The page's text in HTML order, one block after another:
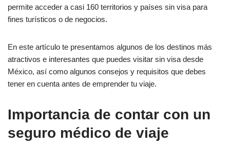
permite acceder a casi 160 territorios y países sin visa para
fines turísticos o de negocios.
En este artículo te presentamos algunos de los destinos más
atractivos e interesantes que puedes visitar sin visa desde
México, así como algunos consejos y requisitos que debes
tener en cuenta antes de emprender tu viaje.
Importancia de contar con un
seguro médico de viaje